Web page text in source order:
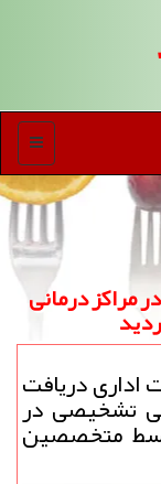
منو
مراكز درمانی
دریافت
تشخیصی در
متخصصین